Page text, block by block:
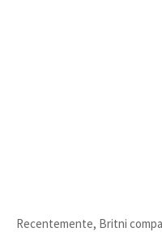
Recentemente, Britni